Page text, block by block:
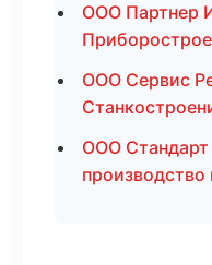
ООО Партнер
ООО Сервис
ООО Стандарт